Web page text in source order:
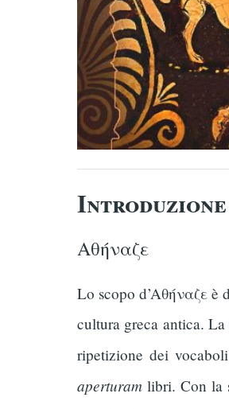
Aθήναζε
Lo scopo d’Aθήναζε è
cultura greca antica.
ripetizione dei
aperturam libri. Con la